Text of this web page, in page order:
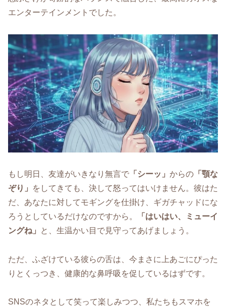
エンターテインメントでした。
もし明日、友達がいきなり無言で 「シーッ」 からの 「顎な
ぞり」
をしてきても、決して怒ってはいけません。彼はた
だ、あなたに対してモギングを仕掛け、ギガチャッドにな
ろうとしているだけなのですから。
「はいはい、ミューイ
ングね」
と、生温かい目で見守ってあげましょう。
ただ、ふざけている彼らの舌は、今まさに上あごにぴった
りとくっつき、健康的な鼻呼吸を促しているはずです。
SNSのネタとして笑って楽しみつつ、私たちもスマホを